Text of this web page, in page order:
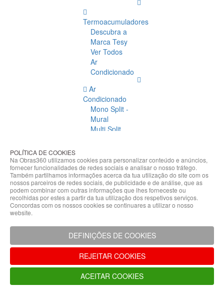
Termoacumuladores
Descubra a
Marca Tesy
Ver Todos
Ar
Condicionado
Ar
Condicionado
Mono Split -
Mural
Multi Split
Condicionado
Acessórios
Climatização
Acessórios
Climatização
Hidráulicas
Controladores
Fixações e
Acessórios
Isolamento
para
Tubagem
POLÍTICA DE COOKIES
Na Obras360 utilizamos cookies para personalizar conteúdo e anúncios,
fornecer funcionalidades de redes sociais e analisar o nosso tráfego.
Também partilhamos informações acerca da tua utilização do site com os
nossos parceiros de redes sociais, de publicidade e de análise, que as
podem combinar com outras informações que lhes forneceste ou
recolhidas por estes a partir da tua utilização dos respetivos serviços.
Concordas com os nossos cookies se continuares a utilizar o nosso
website.
DEFINIÇÕES DE COOKIES
REJEITAR COOKIES
ACEITAR COOKIES